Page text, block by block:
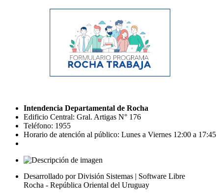
Intendencia Departamental de Rocha
Edificio Central: Gral. Artigas N° 176
Teléfono: 1955
Horario de atención al público: Lunes a Viernes 12:00 a 17:45
Desarrollado por División Sistemas | Software Libre
Rocha - República Oriental del Uruguay